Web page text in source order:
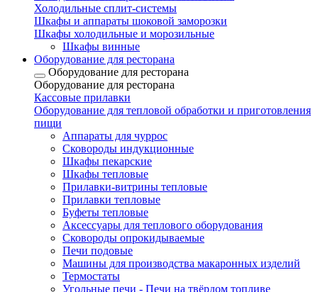
Холодильные сплит-системы
Шкафы и аппараты шоковой заморозки
Шкафы холодильные и морозильные
Шкафы винные
Оборудование для ресторана
Оборудование для ресторана
Оборудование для ресторана
Кассовые прилавки
Оборудование для тепловой обработки и приготовления
пищи
Аппараты для чуррос
Сковороды индукционные
Шкафы пекарские
Шкафы тепловые
Прилавки-витрины тепловые
Прилавки тепловые
Буфеты тепловые
Аксессуары для теплового оборудования
Сковороды опрокидываемые
Печи подовые
Машины для производства макаронных изделий
Термостаты
Угольные печи - Печи на твёрдом топливе